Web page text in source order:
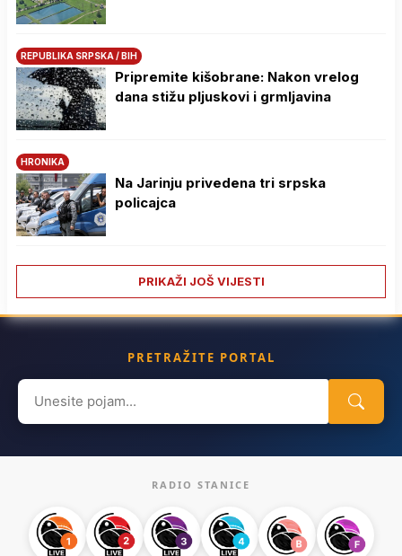
REPUBLIKA SRPSKA / BIH
Pripremite kišobrane: Nakon vrelog
dana stižu pljuskovi i grmljavina
HRONIKA
Na Јarinju privedena tri srpska
policajca
PRIKAŽI JOŠ VIJESTI
PRETRAŽITE PORTAL
Search
for:
RADIO STANICE